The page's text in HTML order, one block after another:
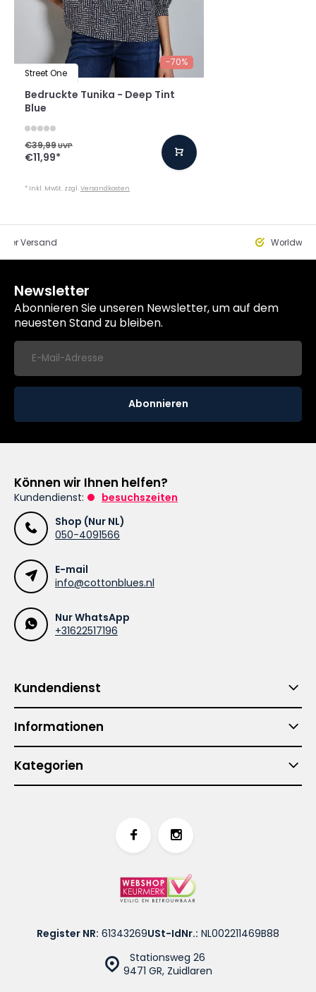
-70%
Street One
Bedruckte Tunika - Deep Tint
Blue
€39,99UVP
€11,99*
* Inkl. MwSt. zzgl.Versandkosten
Versand
Newsletter
Abonnieren Sie unseren Newsletter, um auf dem
neuesten Stand zu bleiben.
Abonnieren
Können wir Ihnen helfen?
Kundendienst:
besuchszeiten
Shop (Nur NL)
050-4091566
E-mail
info@cottonblues.nl
Nur WhatsApp
+31622517196
Kundendienst
Informationen
Kategorien
Stationsweg 26
9471 GR, Zuidlaren
Register NR: 61343269USt-IdNr.: NL002211469B88